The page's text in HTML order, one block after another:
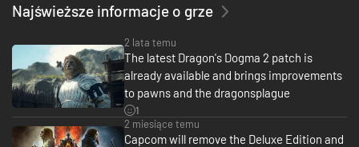
Gracze mogą dostosować cechy własnego Pionka, który zawsze będzie
towarzyszyć Powstałemu,
a także zawrzeć przymierze z nawet 2 dodatkowymi Pionkami innych
graczy przez sieć.
Najświeższe informacje o grze
2 lata temu
The latest Dragon's Dogma 2 patch is
already available and brings improvements
to pawns and the dragonsplague
1
2 miesiące temu
Capcom will remove the Deluxe Edition and